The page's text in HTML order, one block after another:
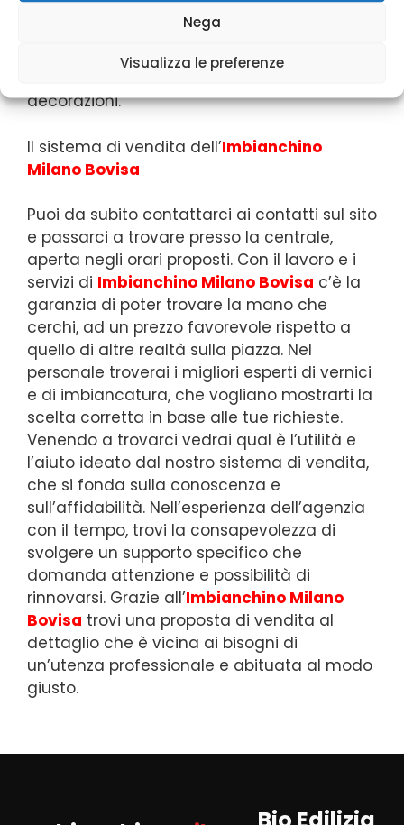
Nega
Visualizza le preferenze
acquisti di tanti servizi, dalle tempere alle
vernici, iniziando dall’imbiancatura della
casa per arrivare all’apporto di dettagli e
decorazioni.
Il sistema di vendita dell’Imbianchino
Milano Bovisa
Puoi da subito contattarci ai contatti sul sito
e passarci a trovare presso la centrale,
aperta negli orari proposti. Con il lavoro e i
servizi di Imbianchino Milano Bovisa c’è la
garanzia di poter trovare la mano che
cerchi, ad un prezzo favorevole rispetto a
quello di altre realtà sulla piazza. Nel
personale troverai i migliori esperti di vernici
e di imbiancatura, che vogliano mostrarti la
scelta corretta in base alle tue richieste.
Venendo a trovarci vedrai qual è l’utilità e
l’aiuto ideato dal nostro sistema di vendita,
che si fonda sulla conoscenza e
sull’affidabilità. Nell’esperienza dell’agenzia
con il tempo, trovi la consapevolezza di
svolgere un supporto specifico che
domanda attenzione e possibilità di
rinnovarsi. Grazie all’Imbianchino Milano
Bovisa trovi una proposta di vendita al
dettaglio che è vicina ai bisogni di
un’utenza professionale e abituata al modo
giusto.